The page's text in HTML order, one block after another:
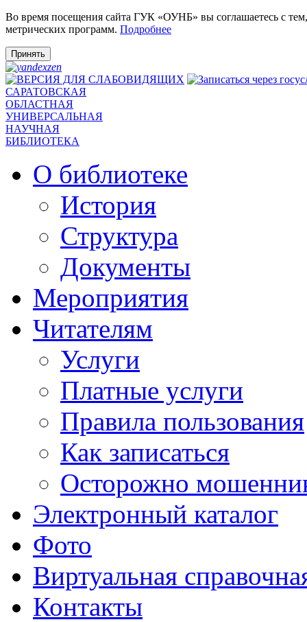
Во время посещения сайта ГУК «ОУНБ» вы соглашаетесь с
метрических программ. Подробнее
Принять
САРАТОВСКАЯ
ОБЛАСТНАЯ
УНИВЕРСАЛЬНАЯ
НАУЧНАЯ
БИБЛИОТЕКА
О библиотеке
История
Структура
Документы
Мероприятия
Читателям
Услуги
Платные услуги
Правила пользования
Как записаться
Осторожно
Электронный каталог
Фото
Виртуальная
Контакты